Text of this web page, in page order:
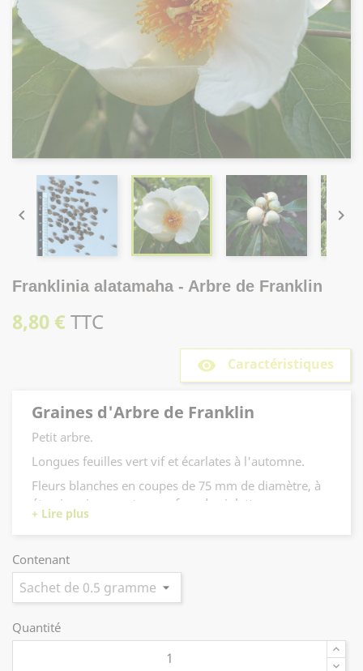
 
Franklinia alatamaha - Arbre de Franklin
8,80 €TTC
remove_red_eye Caractéristiques
Graines d'Arbre de Franklin
Petit arbre.
Longues feuilles vert vif et écarlates à l'automne.
Fleurs blanches en coupes de 75 mm de diamètre, à
étamines jaunes et au parfum de violette en
automne.
Contenant
Quantité